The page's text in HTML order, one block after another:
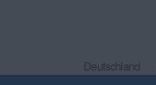
Deutschland